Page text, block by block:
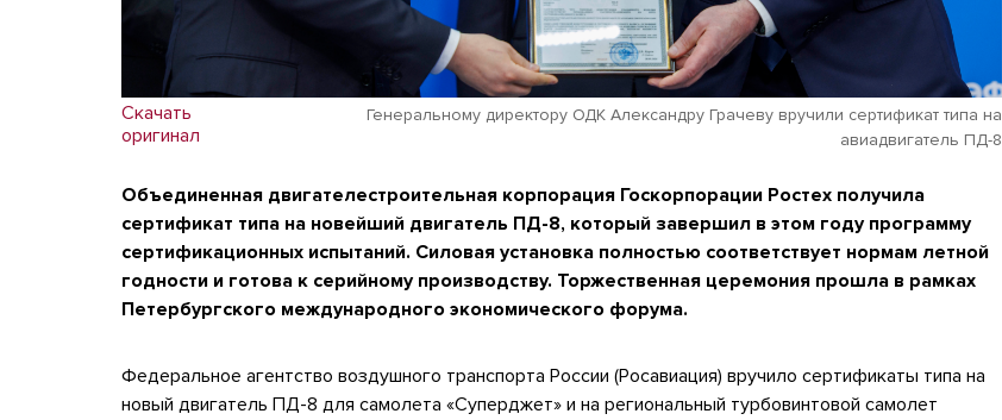
Скачать
оригинал
Генеральному директору ОДК Александру Грачеву вручили сертификат типа на
авиадвигатель ПД-8
Объединенная двигателестроительная корпорация Госкорпорации Ростех получила
сертификат типа на новейший двигатель ПД-8, который завершил в этом году программу
сертификационных испытаний. Силовая установка полностью соответствует нормам летной
годности и готова к серийному производству. Торжественная церемония прошла в рамках
Петербургского международного экономического форума.
Федеральное агентство воздушного транспорта России (Росавиация) вручило сертификаты типа на
новый двигатель ПД-8 для самолета «Суперджет» и на региональный турбовинтовой самолет